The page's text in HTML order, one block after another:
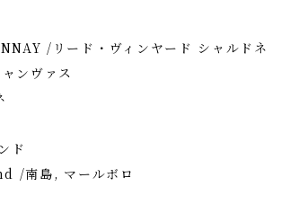
/リード・ヴィンヤード シャルドネ
ンヴァス
ド
南島, マールボロ